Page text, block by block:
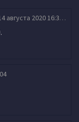
августа 2020 16:39